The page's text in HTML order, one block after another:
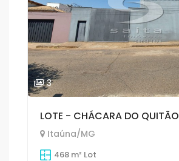
3
LOTE - CHÁCARA DO QUITÃO
Itaúna/MG
468 m² Lot